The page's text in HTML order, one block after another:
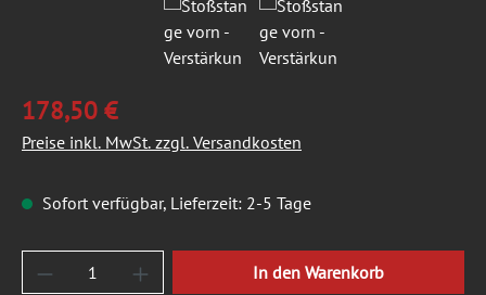
178,50 €
Preise inkl. MwSt. zzgl. Versandkosten
Sofort verfügbar, Lieferzeit: 2-5 Tage
Produkt Anzahl: Gib den gewünschten
In den Warenkorb